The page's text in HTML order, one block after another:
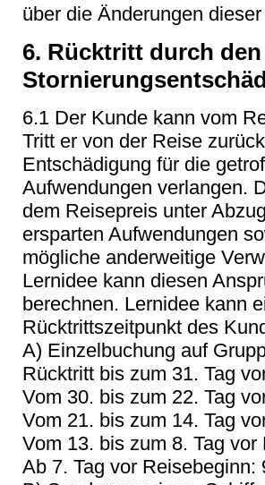
über die Änderungen
6. Rücktritt durch
6.1 Der Kunde kann vom
Tritt er von der Reise
Entschädigung für die
Aufwendungen verlangen.
dem Reisepreis unter
ersparten Aufwendungen
mögliche anderweitige
Lernidee kann diesen
berechnen. Lernidee kann
Rücktrittszeitpunkt des
A) Einzelbuchung auf
Rücktritt bis zum 31. Tag
Vom 30. bis zum 22. Tag
Vom 21. bis zum 14. Tag
Vom 13. bis zum 8. Tag
Ab 7. Tag vor